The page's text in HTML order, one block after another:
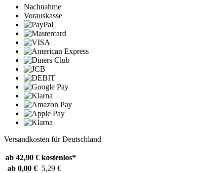
Nachnahme
Vorauskasse
Versandkosten für Deutschland
ab 42,90 € kostenlos*
ab 0,00 € 5,29 €